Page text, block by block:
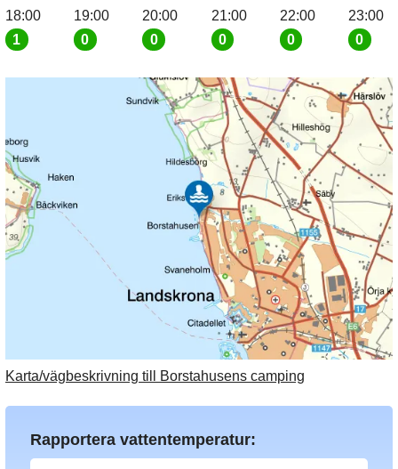
18:00
1
19:00
0
20:00
0
21:00
0
22:00
0
23:00
0
Karta/vägbeskrivning till Borstahusens camping
Rapportera vattentemperatur: